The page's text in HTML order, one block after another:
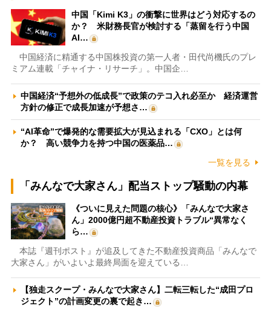
中国「Kimi K3」の衝撃に世界はどう対応するの
か？ 米財務長官が検討する「蒸留を行う中国
AI…
中国経済に精通する中国株投資の第一人者・田代尚機氏のプレ
ミアム連載「チャイナ・リサーチ」。中国企…
中国経済“予想外の低成長”で政策のテコ入れ必至か 経済運営
方針の修正で成長加速が予想さ…
“AI革命”で爆発的な需要拡大が見込まれる「CXO」とは何
か？ 高い競争力を持つ中国の医薬品…
一覧を見る
「みんなで大家さん」配当ストップ騒動の内幕
《ついに見えた問題の核心》「みんなで大家さ
ん」2000億円超不動産投資トラブル“異常なく
ら…
本誌『週刊ポスト』が追及してきた不動産投資商品「みんなで
大家さん」がいよいよ最終局面を迎えている…
【独走スクープ・みんなで大家さん】二転三転した“成田プロ
ジェクト”の計画変更の裏で起き…